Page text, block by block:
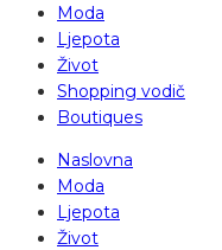
Moda
Ljepota
Život
Shopping vodič
Boutiques
Naslovna
Moda
Ljepota
Život